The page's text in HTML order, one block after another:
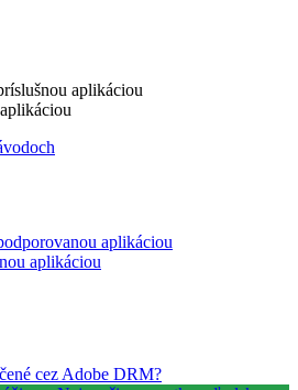
aplikáciou
aplikáciou
aplikáciou
cez Adobe DRM?